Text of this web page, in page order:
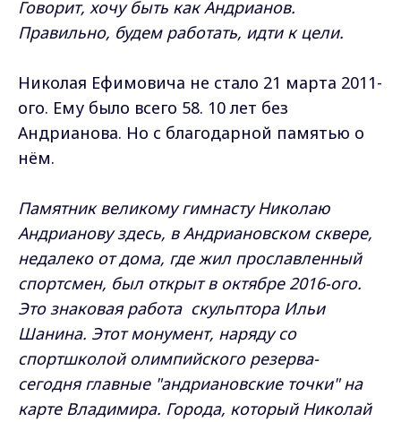
Говорит, хочу быть как Андрианов.
Правильно, будем работать, идти к цели.
Николая Ефимовича не стало 21 марта 2011-
ого. Ему было всего 58. 10 лет без
Андрианова. Но с благодарной памятью о
нём.
Памятник великому гимнасту Николаю
Андрианову здесь, в Андриановском сквере,
недалеко от дома, где жил прославленный
спортсмен, был открыт в октябре 2016-ого.
Это знаковая работа скульптора Ильи
Шанина. Этот монумент, наряду со
спортшколой олимпийского резерва-
сегодня главные "андриановские точки" на
карте Владимира. Города, который Николай